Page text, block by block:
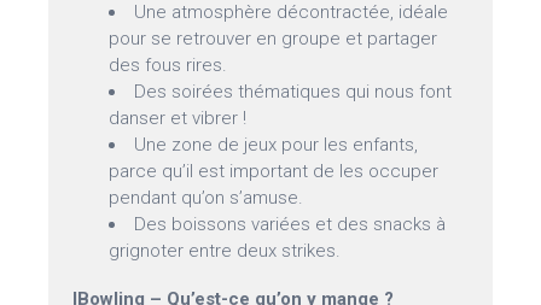
Une atmosphère décontractée, idéale
pour se retrouver en groupe et partager
des fous rires.
Des soirées thématiques qui nous font
danser et vibrer !
Une zone de jeux pour les enfants,
parce qu’il est important de les occuper
pendant qu’on s’amuse.
Des boissons variées et des snacks à
grignoter entre deux strikes.
IBowling – Qu’est-ce qu’on y mange ?